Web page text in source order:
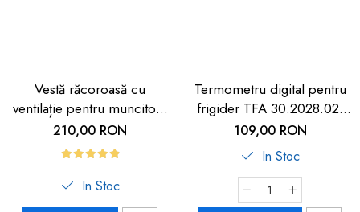
Vestă răcoroasă cu
ventilație pentru muncitori,
sportivi și HORECA
210,00 RON
In Stoc
Termometru digital pentru
frigider TFA 30.2028.02,
suport magnetic
109,00 RON
In Stoc